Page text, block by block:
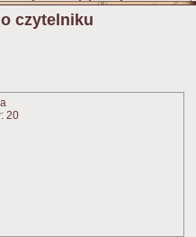
czytelniku
20